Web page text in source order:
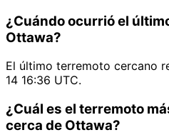
¿Cuándo ocurrió el
Ottawa?
El último terremoto cercano
14 16:36 UTC.
¿Cuál es el terremoto
cerca de Ottawa?